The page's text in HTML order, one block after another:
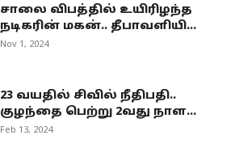
சாலை விபத்தில் உயிரிழந்த
நடிகரின் மகன்.. தீபாவளியி...
Nov 1, 2024
23 வயதில் சிவில் நீதிபதி..
குழந்தை பெற்று 2வது நாள...
Feb 13, 2024